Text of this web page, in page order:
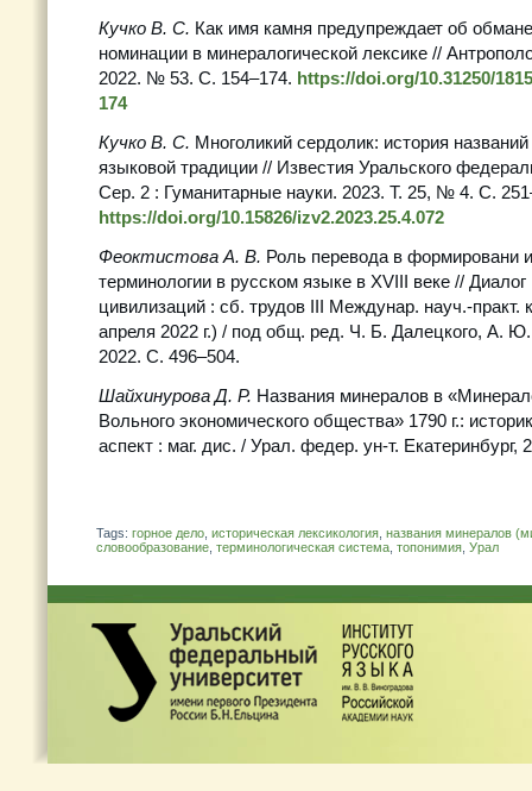
Кучко В. С. Как имя камня предупреждает об
номинации в минералогической лексике //
2022. № 53. С. 154–174. https://doi.org/10.31250/
174
Кучко В. С. Многоликий сердолик: история
языковой традиции // Известия Уральского
Сер. 2 : Гуманитарные науки. 2023. Т. 25, № 4. С.
https://doi.org/10.15826/izv2.2023.25.4.072
Феоктистова А. В. Роль перевода в формировани
терминологии в русском языке в XVIII веке // Диалог
цивилизаций : сб. трудов III Междунар. науч.-практ.
апреля 2022 г.) / под общ. ред. Ч. Б. Далецкого, А.
2022. С. 496–504.
Шайхинурова Д. Р. Названия минералов в
Вольного экономического общества» 1790 г.:
аспект : маг. дис. / Урал. федер. ун-т. Екатеринбург,
Tags: горное дело историческая лексикология названия минералов
словообразование терминологическая система топонимия Урал